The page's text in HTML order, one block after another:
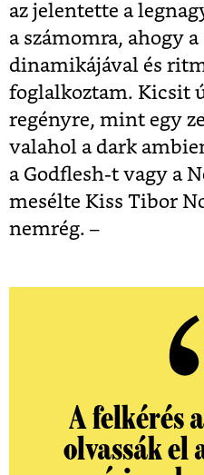
az jelentette a
a számomra, ahogy
dinamikájával és
foglalkoztam. Kicsit
regényre, mint egy
valahol a dark
a Godflesh-t vagy a
mesélte Kiss Tibor
nemrég. –
A felkérés
olvassák el